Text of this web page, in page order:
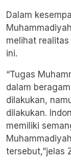
Dalam
melihat
ini.
“Tugas
dalam
dilakukan,
dilakukan.
memiliki
tersebut,”jelas